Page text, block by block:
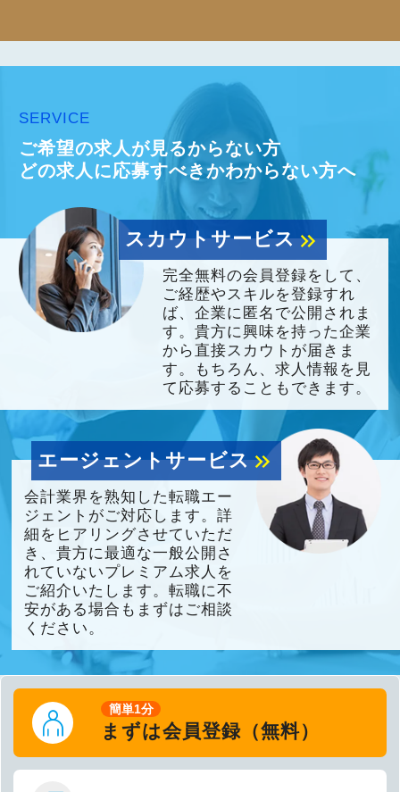
SERVICE
ご希望の求人が見るからない方
どの求人に応募すべきかわからない方へ
スカウトサービスkeyboard_double_arrow_right
完全無料の会員登録をして、
ご経歴やスキルを登録すれ
ば、企業に匿名で公開されま
す。貴方に興味を持った企業
から直接スカウトが届きま
す。もちろん、求人情報を見
て応募することもできます。
エージェントサービスkeyboard_double_arrow_right
会計業界を熟知した転職エー
ジェントがご対応します。詳
細をヒアリングさせていただ
き、貴方に最適な一般公開さ
れていないプレミアム求人を
ご紹介いたします。転職に不
安がある場合もまずはご相談
ください。
簡単1分
まずは会員登録（無料）